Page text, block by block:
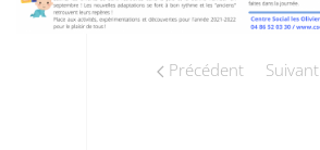
Précédent Suivant